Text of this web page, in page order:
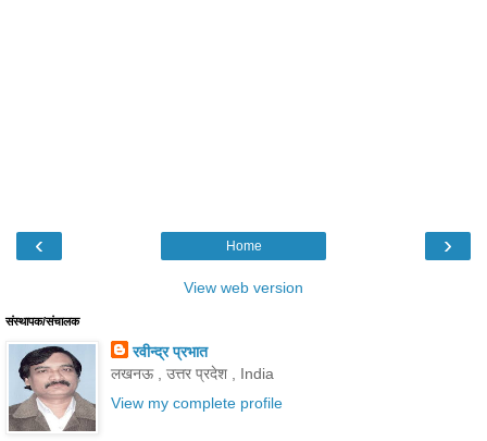
‹ ›
Home
View web version
संस्थापक/संचालक
रवीन्द्र प्रभात
लखनऊ , उत्तर प्रदेश , India
View my complete profile